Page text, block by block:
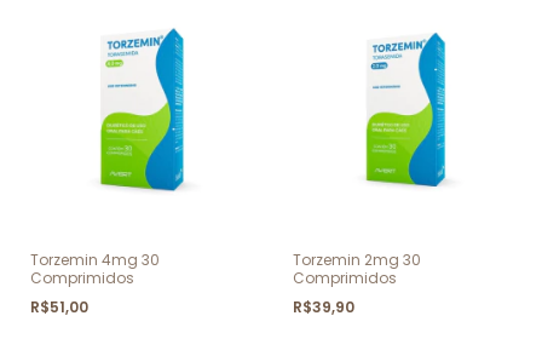
Torzemin 4mg 30
Comprimidos
R$51,00
Torzemin 2mg 30
Comprimidos
R$39,90